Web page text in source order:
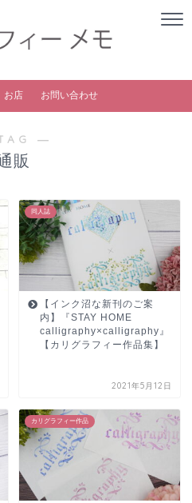
お店 お問い合わせ
―
販
同人誌
【インク沼な新刊のご案
内】『STAY HOME
calligraphy×calligraphy』
【カリグラフィー作品集】
2021年5月12日
カリグラフィー作品